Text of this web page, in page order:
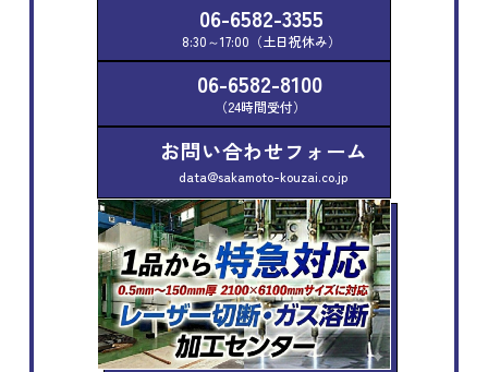
06-6582-3355
8:30～17:00（土日祝休み）
06-6582-8100
（24時間受付）
お問い合わせフォーム
data@sakamoto-kouzai.co.jp